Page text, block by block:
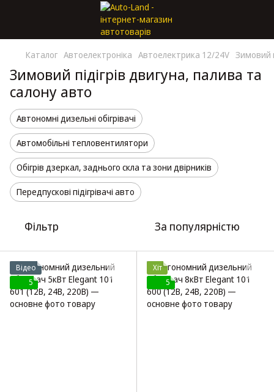
Каталог Автоелектроніка Автоелектрика 12/24V Зимовий
Зимовий підігрів двигуна, палива та
салону авто
Автономні дизельні обігрівачі
Автомобільні тепловентилятори
Обігрів дзеркал, заднього скла та зони двірників
Передпускові підігрівачі авто
Фільтр За популярністю
Відео
5
Хіт
5